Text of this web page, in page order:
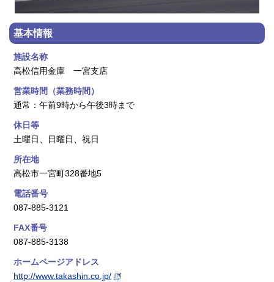
基本情報
施設名称
高松信用金庫 一宮支店
営業時間（業務時間）
通常：午前9時から午後3時まで
休日等
土曜日、日曜日、祝日
所在地
高松市一宮町328番地5
電話番号
087-885-3121
FAX番号
087-885-3138
ホームページアドレス
http://www.takashin.co.jp/